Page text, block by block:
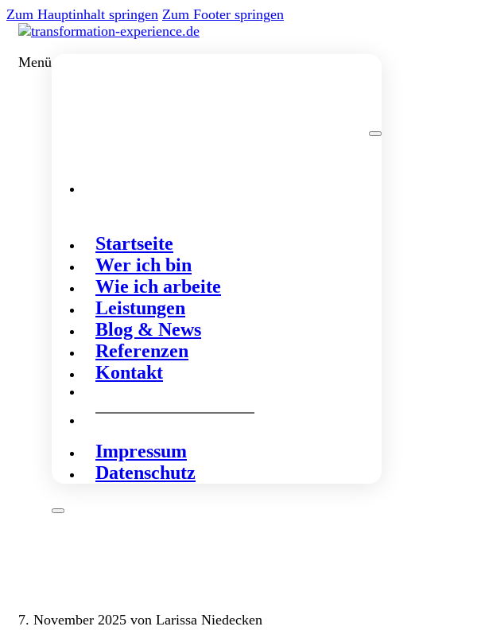
Zum Hauptinhalt springen Zum Footer springen
Menü
Startseite
Wer ich bin
Wie ich arbeite
Leistungen
Blog & News
Referenzen
Kontakt
Impressum
Datenschutz
7. November 2025 von Larissa Niedecken